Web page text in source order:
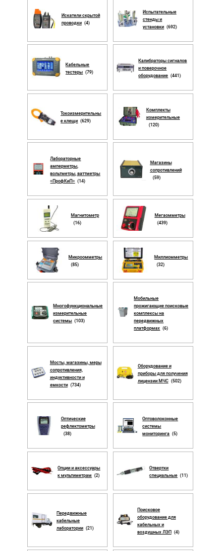
Искатели скрытой
проводки (4)
Испытательные
стенды и
установки (692)
Кабельные
тестеры (79)
Калибраторы сигналов
и поверочное
оборудование (441)
Токоизмерительны
е клещи (629)
Комплекты
измерительные
(120)
Лабораторные
амперметры,
вольтметры, ваттметры
«ПрофКиП» (14)
Магазины
сопротивлений
(59)
Магнитометр
(16)
Мегаомметры
(439)
Микроомметры
(85)
Миллиомметры
(32)
Многофункциональные
измерительные
системы (103)
Мобильные
прожигающие поисковые
комплексы на
передвижных
платформах (6)
Мосты, магазины, меры
сопротивления,
индуктивности и
емкости (734)
Оборудование и
приборы для получения
лицензии МЧС (502)
Оптические
рефлектометры
(38)
Оптоволоконные
системы
мониторинга (5)
Опции и аксессуары
к мультиметрам (2)
Отвертки
специальные (11)
Передвижные
кабельные
лаборатории (21)
Поисковое
оборудование для
кабельных и
воздушных ЛЭП (4)